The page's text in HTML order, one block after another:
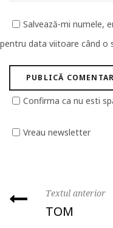
Salvează-mi numele,
pentru data viitoare când o
Confirma ca nu esti
Vreau newsletter
Textul anterior
TOM